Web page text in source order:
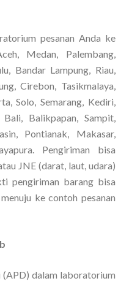
pesanan Anda ke
Medan, Palembang,
Bandar Lampung, Riau,
Cirebon, Tasikmalaya,
Solo, Semarang, Kediri,
Balikpapan, Sampit,
Pontianak, Makasar,
Pengiriman bisa
JNE (darat, laut, udara)
pengiriman barang bisa
ke contoh pesanan
dalam laboratorium